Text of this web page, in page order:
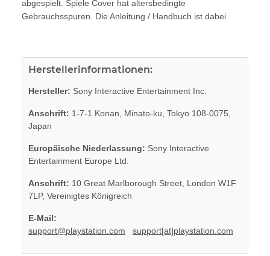
abgespielt. Spiele Cover hat altersbedingte
Gebrauchsspuren. Die Anleitung / Handbuch ist dabei
Herstellerinformationen:
Hersteller: Sony Interactive Entertainment Inc.
Anschrift: 1-7-1 Konan, Minato-ku, Tokyo 108-0075,
Japan
Europäische Niederlassung: Sony Interactive
Entertainment Europe Ltd.
Anschrift: 10 Great Marlborough Street, London W1F
7LP, Vereinigtes Königreich
E-Mail:
support@playstation.com
support[at]playstation.com